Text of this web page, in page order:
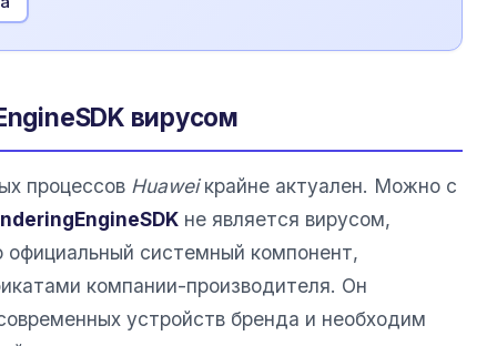
вирусом
процессов Huaweiкрайне актуален. Можно с
не является вирусом,
системный компонент,
компании-производителя. Он
устройств бренда и необходим